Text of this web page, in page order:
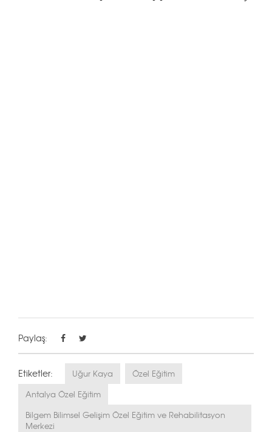
Paylaş:
Etiketler: Uğur Kaya
Özel Eğitim
Antalya Özel Eğitim
Bilgem Bilimsel Gelişim Özel Eğitim ve Rehabilitasyon
Merkezi